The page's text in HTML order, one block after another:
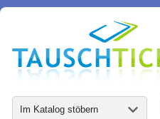
Im Katalog stöbern